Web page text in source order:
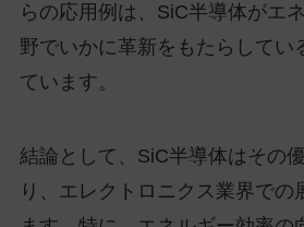
らの応用例は、SiC半導体がエ
野でいかに革新をもたらしてい
ています。
結論として、SiC半導体はその
り、エレクトロニクス業界での